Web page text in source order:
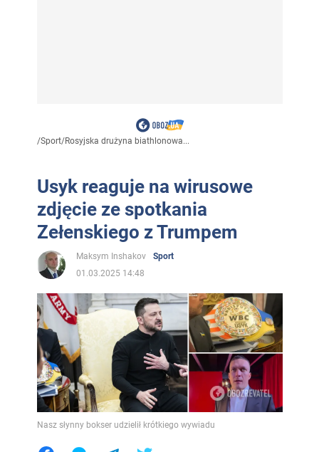
/Sport/Rosyjska drużyna biathlonowa...
Usyk reaguje na wirusowe
zdjęcie ze spotkania
Zełenskiego z Trumpem
Maksym Inshakov
Sport
01.03.2025 14:48
Nasz słynny bokser udzielił krótkiego wywiadu